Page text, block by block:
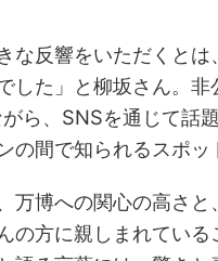
な反響をいただくとは
した」と柳坂さん。非
がら、SNSを通じて話
の間で知られるスポッ
万博への関心の高さと
の方に親しまれている